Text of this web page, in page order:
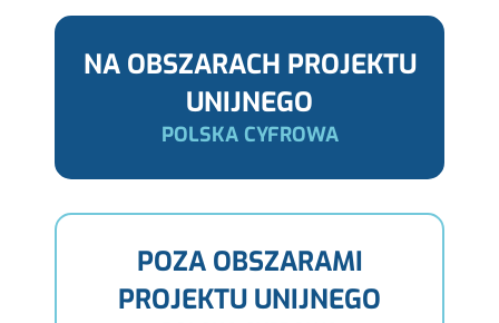
NA OBSZARACH PROJEKTU
UNIJNEGO
POLSKA CYFROWA
POZA OBSZARAMI
PROJEKTU UNIJNEGO